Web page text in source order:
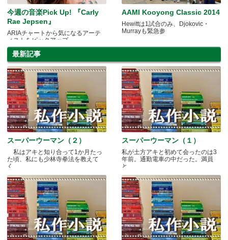
今週の音楽Pick Up! 『Carly
Rae Jepsen』
ARIAチャートから気になるアーテ
ィストをピックアップ
AAMI Kooyong Classic 2014
Hewittは1試合のみ、Djokovic・
Murrayも緊急参
最新記事
スーパーウーマン（２）
私はアキと知り合って1か月たっ
た頃、私にも少林寺拳法を教えて
く.....
スーパーウーマン（１）
私が土方アキと初めて会ったのは3
年前。通勤電車の中だった。満員
と.....